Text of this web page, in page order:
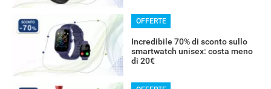
OFFERTE
Incredibile 70% di sconto sullo
smartwatch unisex: costa meno
di 20€